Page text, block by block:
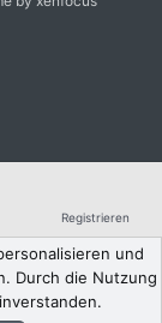
Registrieren
und
Durch die Nutzung